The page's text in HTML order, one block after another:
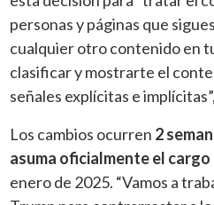
personas y páginas que
cualquier otro contenido en
clasificar y mostrarte el
señales explícitas e
Los cambios ocurren 2
asuma oficialmente el
enero de 2025. “Vamos a